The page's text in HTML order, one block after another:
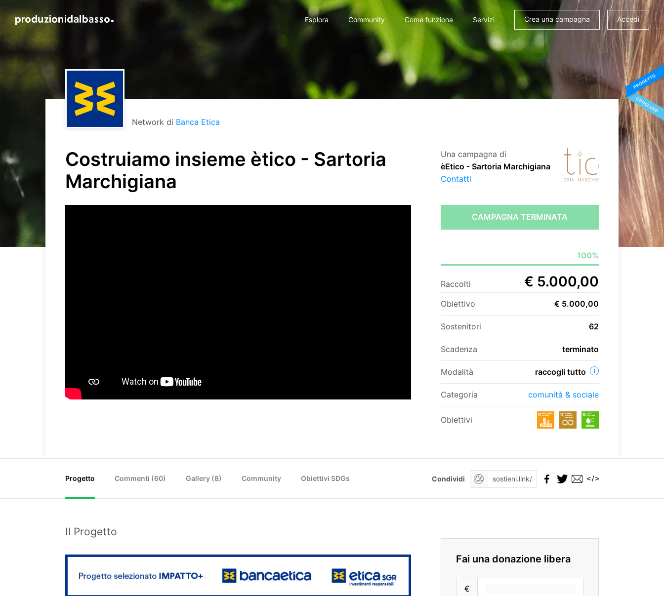
Esplora Community Come funziona Servizi Crea una campagna Accedi
Network di Banca Etica
Costruiamo insieme ètico - Sartoria
Marchigiana
Una campagna di
èEtico - Sartoria Marchigiana
Contatti
CAMPAGNA TERMINATA
100%
Raccolti € 5.000,00
Obiettivo € 5.000,00
Sostenitori 62
Scadenza terminato
Modalità raccogli tutto
Categoria comunità & sociale
Obiettivi
Progetto Commenti (60) Gallery (8) Community Obiettivi SDGs Condividi </>
Il Progetto
Fai una donazione libera
€